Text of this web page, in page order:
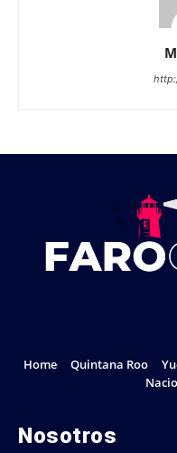
Home Quintana Roo
Nosotros